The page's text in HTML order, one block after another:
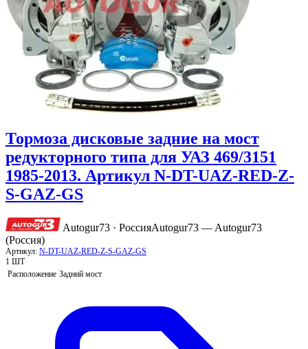
Тормоза дисковые задние на мост
редукторного типа для УАЗ 469/3151
1985-2013. Артикул N-DT-UAZ-RED-Z-
S-GAZ-GS
Autogur73 · РоссияAutogur73 — Autogur73
(Россия)
Артикул: N-DT-UAZ-RED-Z-S-GAZ-GS
1 ШТ
Расположение Задний мост